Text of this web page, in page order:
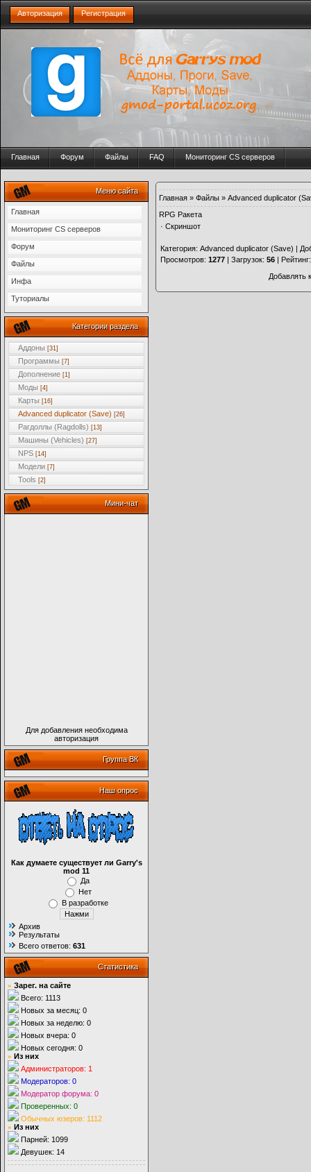
Авторизация Регистрация
Главная Форум Файлы FAQ Мониторинг CS серверов
Меню сайта
Главная
Мониторинг CS серверов
Форум
Файлы
Инфа
Туториалы
Категории раздела
Аддоны [31]
Программы [7]
Дополнение [1]
Моды [4]
Карты [16]
Advanced duplicator (Save) [26]
Рагдоллы (Ragdolls) [13]
Машины (Vehicles) [27]
NPS [14]
Модели [7]
Tools [2]
Мини-чат
Для добавления необходима
авторизация
Группа ВК
Наш опрос
Как думаете существует ли Garry's
mod 11
Да
Нет
В разработке
Архив
Результаты
Всего ответов: 631
Статистика
» Зарег. на сайте
Всего: 1113
Новых за месяц: 0
Новых за неделю: 0
Новых вчера: 0
Новых сегодня: 0
» Из них
Администраторов: 1
Модераторов: 0
Модератор форума: 0
Проверенных: 0
Обычных юзеров: 1112
» Из них
Парней: 1099
Девушек: 14
Главная » Файлы » Advanced duplicator
RPG Ракета
· Скриншот
Категория: Advanced duplicator (Save) |
Просмотров: 1277 | Загрузок: 56 | Рейтинг
Добавлять